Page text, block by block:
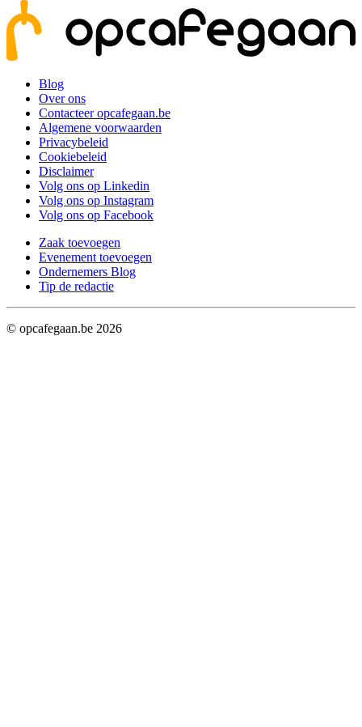
Blog
Over ons
Contacteer opcafegaan.be
Algemene voorwaarden
Privacybeleid
Cookiebeleid
Disclaimer
Volg ons op Linkedin
Volg ons op Instagram
Volg ons op Facebook
Zaak toevoegen
Evenement toevoegen
Ondernemers Blog
Tip de redactie
© opcafegaan.be 2026